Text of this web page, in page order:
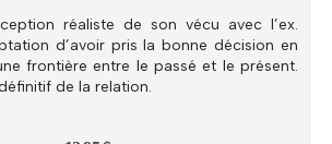
réaliste de son vécu avec l’ex.
d’avoir pris la bonne décision en
frontière entre le passé et le présent.
de la relation.